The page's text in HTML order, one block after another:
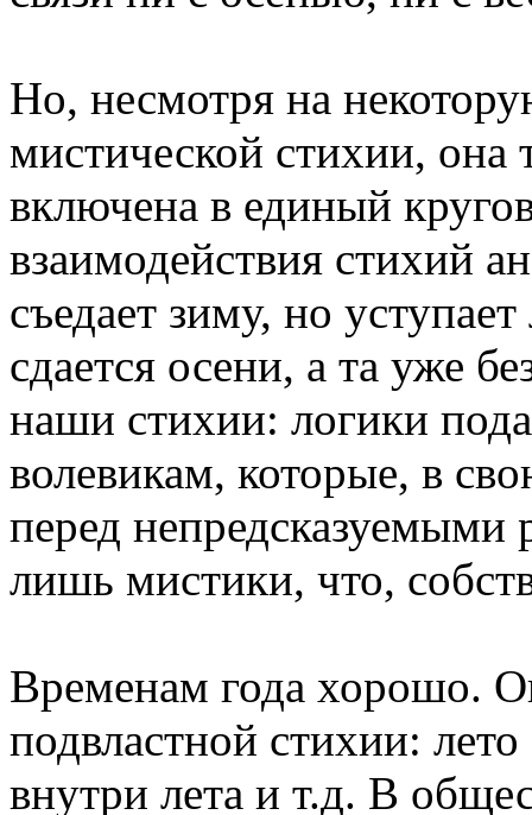
Но, несмотря на
мистической стихии, она
включена в единый
взаимодействия стихий
съедает зиму, но
сдается осени, а та уже
наши стихии: логики
волевикам, которые, в
перед непредсказуемыми
лишь мистики, что,
Временам года хорошо.
подвластной стихии:
внутри лета и т.д. В